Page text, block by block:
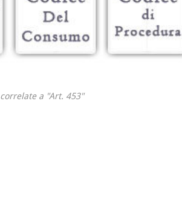
a "Art. 453"